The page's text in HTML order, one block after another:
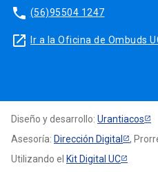
phone (56)95504 1247
launch Ir a la Oficina de Ombuds
Diseño y desarrollo: Urantiacos
Asesoría: Dirección Digital
,
Utilizando el Kit Digital UC